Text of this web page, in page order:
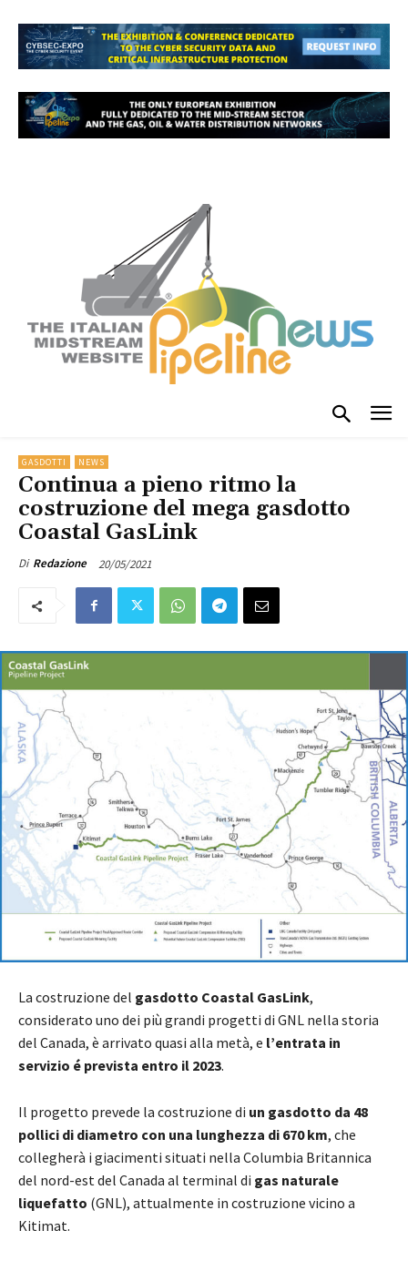
GASDOTTI NEWS
Continua a pieno ritmo la
costruzione del mega gasdotto
Coastal GasLink
Di Redazione 20/05/2021
La costruzione del gasdotto Coastal GasLink,
considerato uno dei più grandi progetti di GNL nella storia
del Canada, è arrivato quasi alla metà, e l’entrata in
servizio é prevista entro il 2023.
Il progetto prevede la costruzione di un gasdotto da 48
pollici di diametro con una lunghezza di 670 km, che
collegherà i giacimenti situati nella Columbia Britannica
del nord-est del Canada al terminal di gas naturale
liquefatto (GNL), attualmente in costruzione vicino a
Kitimat.